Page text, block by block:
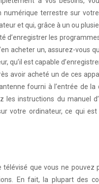
terrestre sur
et qui, grâce à un ou
d’enregistrer les
acheter un, assurez-vous
qu’il est capable
avoir acheté un de ces
fourni à l’entrée de
les instructions du manuel
votre ordinateur, ce qui
que vous ne pouvez
En fait, la plupart des